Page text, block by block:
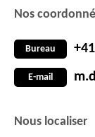
Nos
Bureau
E-mail
Nous localiser